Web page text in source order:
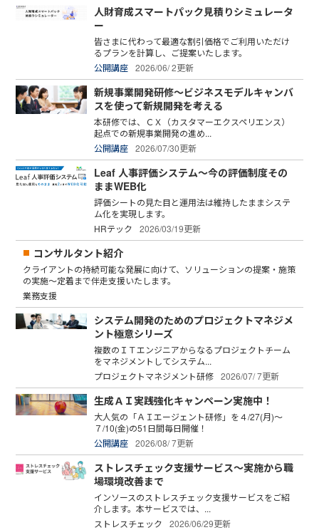
人財育成スマートパック見積りシミュレータ
ー
皆さまに代わって最適な割引価格でご利用いただけ
るプランを計算し、ご提案いたします。
公開講座 2026/06/ 2更新
新規事業開発研修～ビジネスモデルキャンバ
スを使って新規開発を考える
本研修では、ＣＸ（カスタマーエクスペリエンス）
起点での新規事業開発の進め...
公開講座 2026/07/30更新
Leaf 人事評価システム～今の評価制度その
ままWEB化
評価シートの見た目と運用法は維持したままシステ
ム化を実現します。
HRテック
2026/03/19更新
コンサルタント紹介
クライアントの持続可能な発展に向けて、ソリューションの提案・施策
の実施～定着まで伴走支援いたします。
業務支援
システム開発のためのプロジェクトマネジメ
ント極意シリーズ
複数のＩＴエンジニアからなるプロジェクトチーム
をマネジメントしてシステム...
プロジェクトマネジメント研修 2026/07/ 7更新
生成ＡＩ実践強化キャンペーン実施中！
大人気の「ＡＩエージェント研修」を４/27(月)～
７/10(金)の51日間毎日開催！
公開講座 2026/08/ 7更新
ストレスチェック支援サービス～実施から職
場環境改善まで
インソースのストレスチェック支援サービスをご紹
介します。本サービスでは、...
ストレスチェック
2026/06/29更新